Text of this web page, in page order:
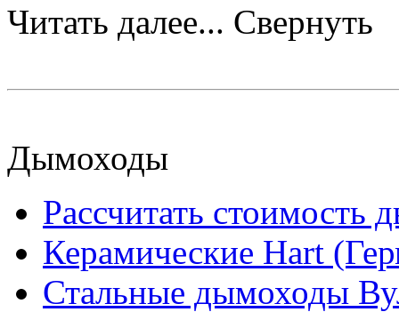
Читать далее... Свернуть
Дымоходы
Рассчитать стоимость
Керамические Hart
Стальные дымоходы